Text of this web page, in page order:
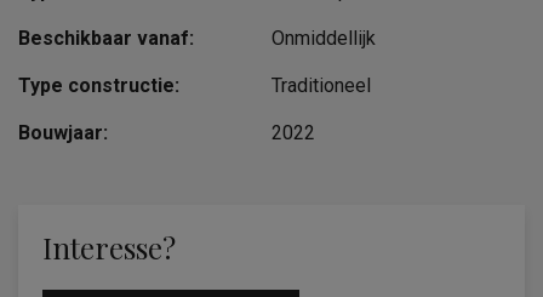
Beschikbaar vanaf: Onmiddellijk
Type constructie: Traditioneel
Bouwjaar: 2022
Interesse?